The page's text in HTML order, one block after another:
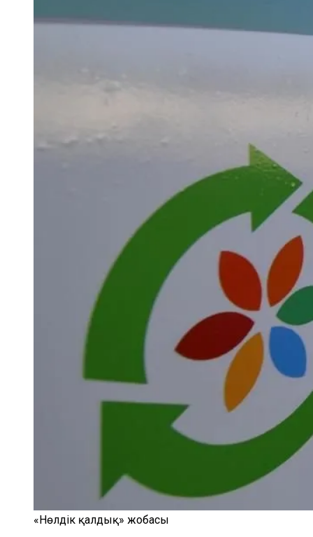
«Нөлдік қалдық» жобасы